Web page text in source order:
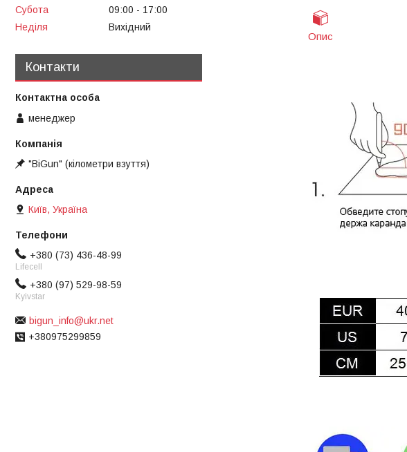
Опис
Субота
09:00
17:00
Неділя
Вихідний
Контакти
менеджер
"BiGun" (кілометри взуття)
Київ, Україна
+380 (73) 436-48-99
Lifecell
+380 (97) 529-98-59
Kyivstar
bigun_info@ukr.net
+380975299859